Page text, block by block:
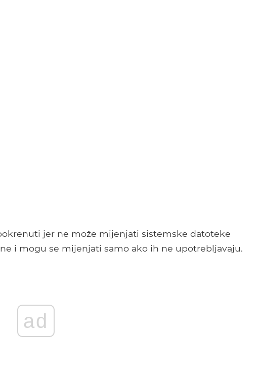
jer ne može mijenjati sistemske datoteke
i mogu se mijenjati samo ako ih ne upotrebljavaju.
ad